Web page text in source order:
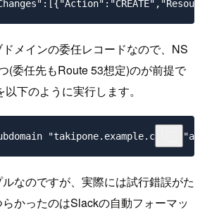
メインの委任レコードなので、NS
(委任先もRoute 53想定)のが前提で
下のように実行します。
なのですが、実際には試行錯誤がた
かったのはSlackの自動フォーマッ